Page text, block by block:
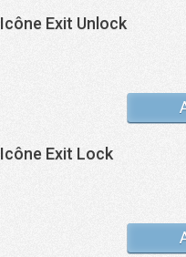
Icône Exit Unlock
Icône Exit Lock